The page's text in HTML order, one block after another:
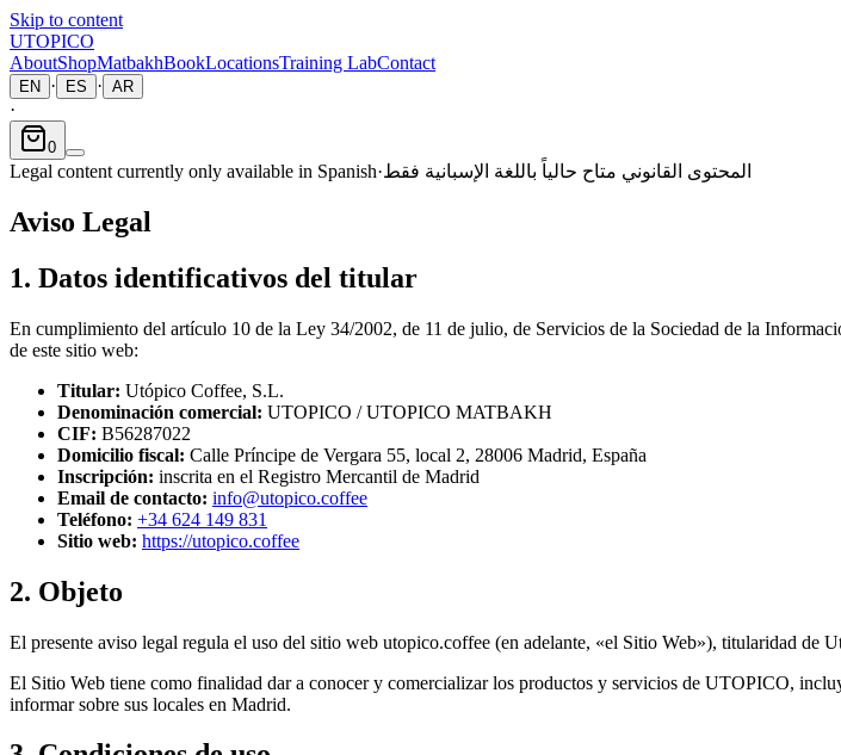
Skip to content
UTOPICO
AboutShopMatbakhBookLocationsTraining LabContact
EN · ES · AR
·
0
Legal content currently only available in Spanish·المحتوى القانوني متاح حالياً باللغة الإسبانية فقط
Aviso Legal
1. Datos identificativos del titular
En cumplimiento del artículo 10 de la Ley 34/2002, de 11 de julio, de Servicios de la Sociedad de la
de este sitio web:
Titular: Utópico Coffee, S.L.
Denominación comercial: UTOPICO / UTOPICO MATBAKH
CIF: B56287022
Domicilio fiscal: Calle Príncipe de Vergara 55, local 2, 28006 Madrid, España
Inscripción: inscrita en el Registro Mercantil de Madrid
Email de contacto: info@utopico.coffee
Teléfono: +34 624 149 831
Sitio web: https://utopico.coffee
2. Objeto
El presente aviso legal regula el uso del sitio web utopico.coffee (en adelante, «el Sitio Web»), titularidad de
El Sitio Web tiene como finalidad dar a conocer y comercializar los productos y servicios de UTOPICO,
informar sobre sus locales en Madrid.